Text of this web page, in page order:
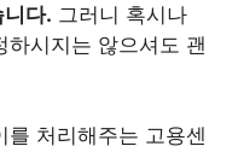
니다. 그러니 혹시나
하시지는 않으셔도 괜
를 처리해주는 고용센